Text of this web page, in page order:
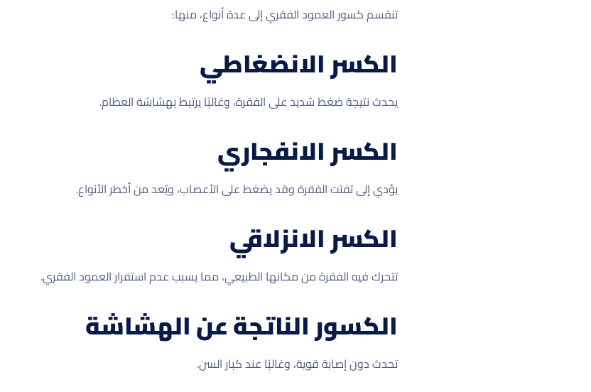
تنقسم كسور العمود الفقري إلى عدة أنواع، منها:
الكسر الانضغاطي
يحدث نتيجة ضغط شديد على الفقرة، وغالبًا يرتبط بهشاشة العظام.
الكسر الانفجاري
يؤدي إلى تفتت الفقرة وقد يضغط على الأعصاب، ويُعد من أخطر الأنواع.
الكسر الانزلاقي
تتحرك فيه الفقرة من مكانها الطبيعي، مما يسبب عدم استقرار العمود الفقري.
الكسور الناتجة عن الهشاشة
تحدث دون إصابة قوية، وغالبًا عند كبار السن.